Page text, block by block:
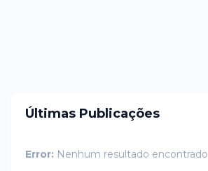
Últimas Publicações
Error: Nenhum resultado encontrado